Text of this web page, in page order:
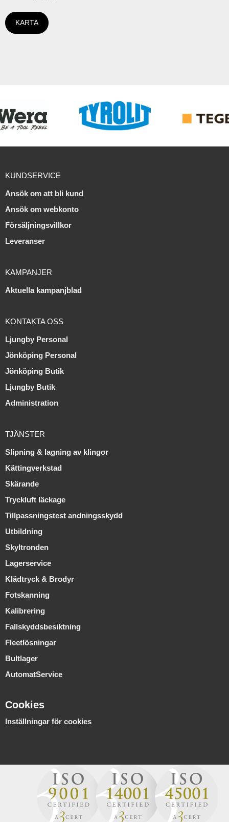
KARTA
KUNDSERVICE
Ansök om att bli kund
Ansök om webkonto
Försäljningsvillkor
Leveranser
KAMPANJER
Aktuella kampanjblad
KONTAKTA OSS
Ljungby Personal
Jönköping Personal
Jönköping Butik
Ljungby Butik
Administration
TJÄNSTER
Slipning & lagning av klingor
Kättingverkstad
Skärande
Tryckluft läckage
Tillpassningstest andningsskydd
Utbildning
Skyltronden
Lagerservice
Klädtryck & Brodyr
Fotskanning
Kalibrering
Fallskyddsbesiktning
Fleetlösningar
Bultlager
AutomatService
Cookies
Inställningar för cookies